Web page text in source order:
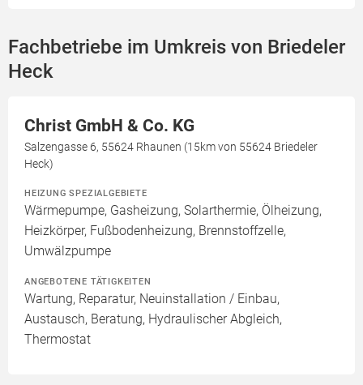
Fachbetriebe im Umkreis von Briedeler
Heck
Christ GmbH & Co. KG
Salzengasse 6, 55624 Rhaunen (15km von 55624 Briedeler
Heck)
HEIZUNG SPEZIALGEBIETE
Wärmepumpe, Gasheizung, Solarthermie, Ölheizung,
Heizkörper, Fußbodenheizung, Brennstoffzelle,
Umwälzpumpe
ANGEBOTENE TÄTIGKEITEN
Wartung, Reparatur, Neuinstallation / Einbau,
Austausch, Beratung, Hydraulischer Abgleich,
Thermostat